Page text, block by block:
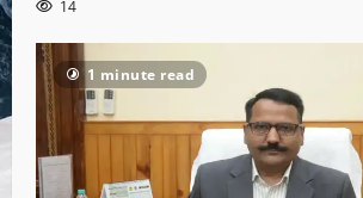
14
1 minute read